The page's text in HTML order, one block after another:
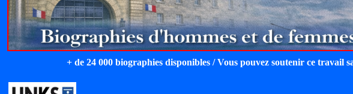
+ de 24 000 biographies disponibles / Vous pouvez soutenir ce travail